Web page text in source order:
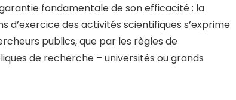
fondamentale de son efficacité : la
d’exercice des activités scientifiques s’exprime
publics, que par les règles de
de recherche – universités ou grands